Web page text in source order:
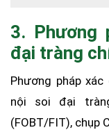
3. Phương
đại tràng
Phương pháp
nội soi đại
(FOBT/FIT), chụp